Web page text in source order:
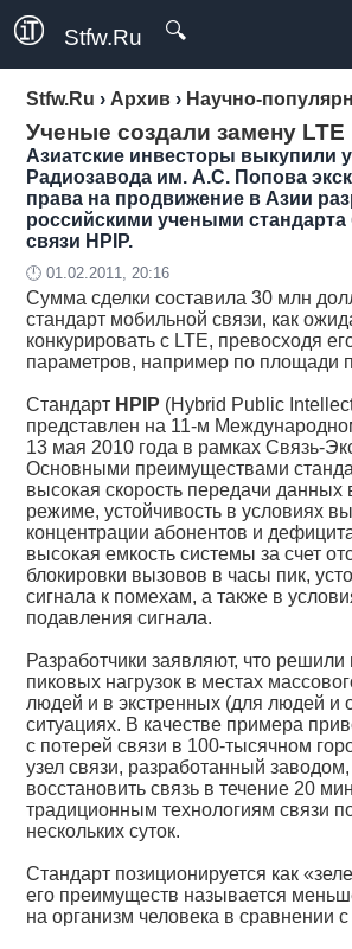
Stfw.Ru 🔍
Stfw.Ru › Архив › Научно-
Ученые создали замену LTE
Азиатские инвесторы выкупили
Радиозавода им. А.С. Попова
права на продвижение в Азии
российскими учеными
связи HPIP.
🕛 01.02.2011, 20:16
Сумма сделки составила 30 млн
стандарт мобильной связи, как
конкурировать с LTE, превосходя
параметров, например по площади
Стандарт HPIP (Hybrid Public
представлен на 11-м
13 мая 2010 года в рамках Связь-
Основными преимуществами
высокая скорость передачи
режиме, устойчивость в условиях
концентрации абонентов и дефицита
высокая емкость системы за счет
блокировки вызовов в часы пик,
сигнала к помехам, а также в
подавления сигнала.
Разработчики заявляют, что
пиковых нагрузок в местах
людей и в экстренных (для людей и
ситуациях. В качестве примера
с потерей связи в 100-тысячном
узел связи, разработанный
восстановить связь в течение 20
традиционным технологиям связи
нескольких суток.
Стандарт позиционируется как
его преимуществ называется
на организм человека в сравнении